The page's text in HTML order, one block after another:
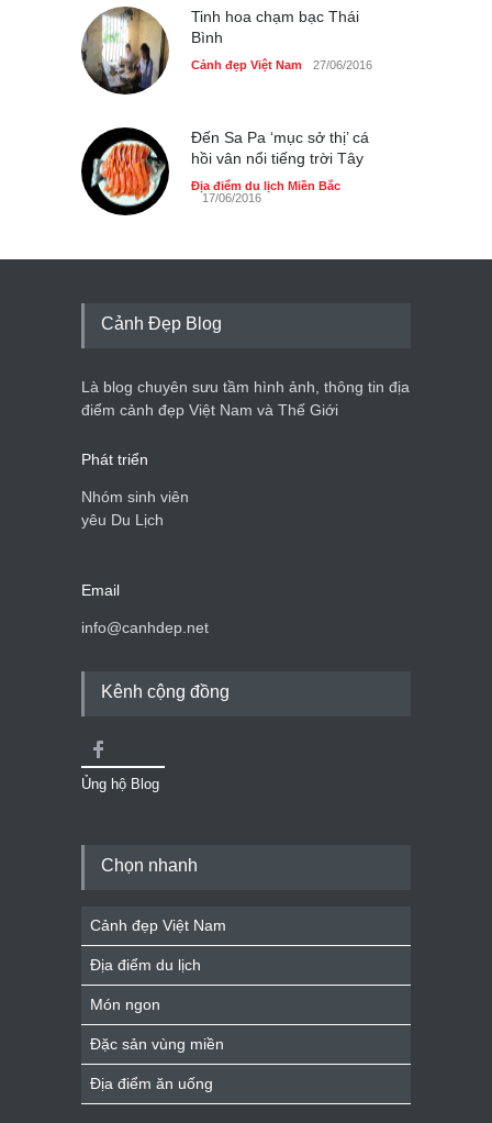
Tinh hoa chạm bạc Thái
Bình
Cảnh đẹp Việt Nam 27/06/2016
Đến Sa Pa ‘mục sở thị’ cá
hồi vân nổi tiếng trời Tây
Địa điểm du lịch Miền Bắc
17/06/2016
Cảnh Đẹp Blog
Là blog chuyên sưu tầm hình ảnh, thông tin địa
điểm cảnh đẹp Việt Nam và Thế Giới
Phát triển
Nhóm sinh viên
yêu Du Lịch
Email
info@canhdep.net
Kênh cộng đồng
Ủng hộ Blog
Chọn nhanh
Cảnh đẹp Việt Nam
Địa điểm du lịch
Món ngon
Đặc sản vùng miền
Địa điểm ăn uống